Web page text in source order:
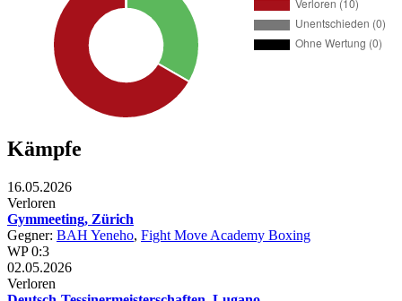
Kämpfe
16.05.2026
Verloren
Gymmeeting, Zürich
Gegner: BAH Yeneho, Fight Move Academy Boxing
WP 0:3
02.05.2026
Verloren